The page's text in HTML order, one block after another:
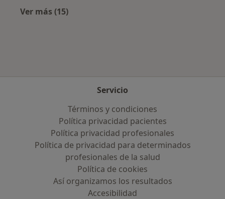
Ver más (15)
Servicio
Términos y condiciones
Política privacidad pacientes
Política privacidad profesionales
Política de privacidad para determinados
profesionales de la salud
Política de cookies
Así organizamos los resultados
Accesibilidad